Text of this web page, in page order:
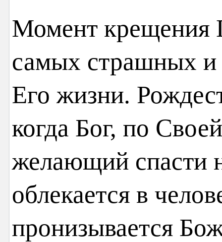
Момент крещения
самых страшных и
Его жизни.
когда Бог, по
желающий спасти
облекается в
пронизывается